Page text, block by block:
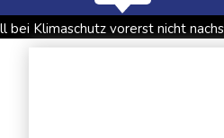
bei Klimaschutz vorerst nicht